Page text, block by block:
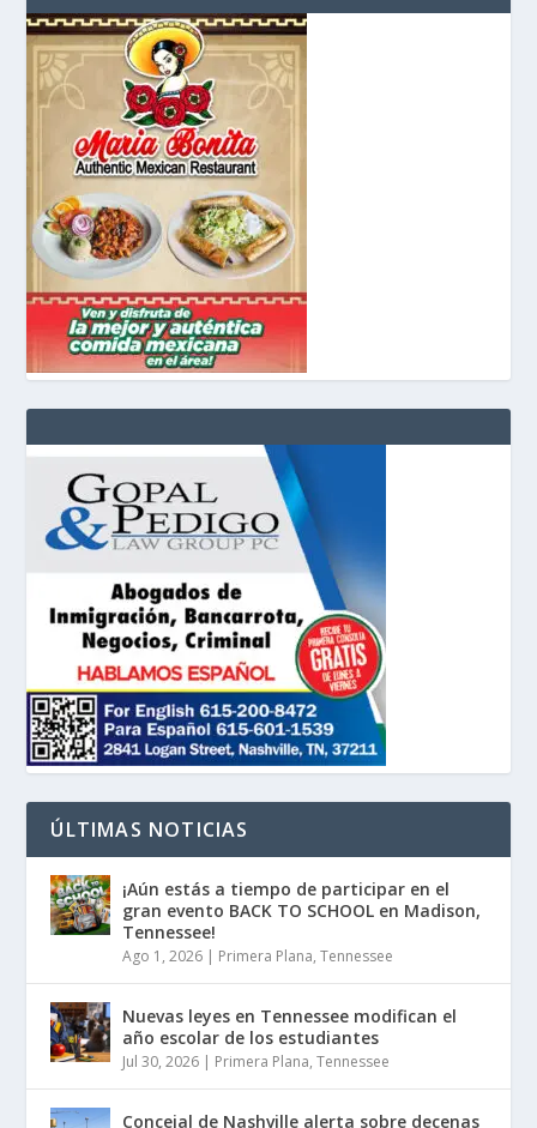
ÚLTIMAS NOTICIAS
¡Aún estás a tiempo de participar en el
gran evento BACK TO SCHOOL en Madison,
Tennessee!
Ago 1, 2026 | Primera Plana,Tennessee
Nuevas leyes en Tennessee modifican el
año escolar de los estudiantes
Jul 30, 2026 | Primera Plana,Tennessee
Concejal de Nashville alerta sobre decenas